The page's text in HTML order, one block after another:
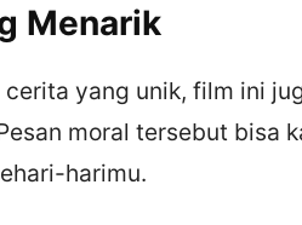
Menarik
yang unik, film ini
moral tersebut bisa
harimu.